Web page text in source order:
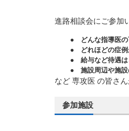
進路相談会にご参加
● どんな指導医の
● どれほどの症例
● 給与など待遇は
● 施設周辺や施設
など 専攻医 の皆さ
参加施設